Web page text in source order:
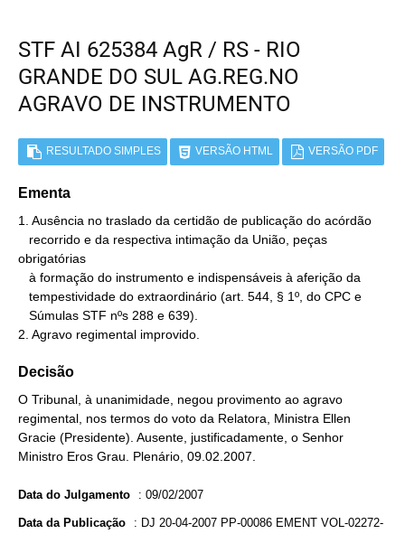
STF AI 625384 AgR / RS - RIO
GRANDE DO SUL AG.REG.NO
AGRAVO DE INSTRUMENTO
RESULTADO SIMPLES VERSÃO HTML VERSÃO PDF
Ementa
1. Ausência no traslado da certidão de publicação do acórdão
obrigatórias
2. Agravo regimental improvido.
Decisão
O Tribunal, à unanimidade, negou provimento ao agravo
regimental, nos termos do voto da Relatora, Ministra Ellen
Gracie (Presidente). Ausente, justificadamente, o Senhor
Ministro Eros Grau. Plenário, 09.02.2007.
Data do Julgamento : 09/02/2007
Data da Publicação : DJ 20-04-2007 PP-00086 EMENT VOL-02272-